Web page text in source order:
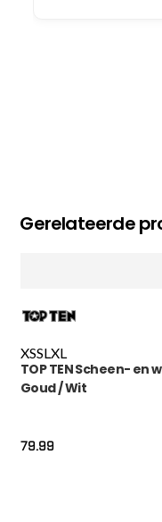
Gerelateerde
XSSLXL
TOP TEN Scheen-
Goud / Wit
79.99